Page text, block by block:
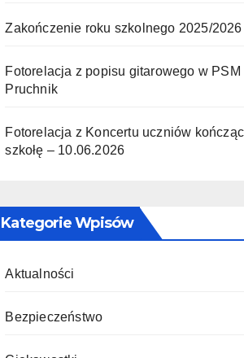
Zakończenie roku szkolnego 2025/2026
Fotorelacja z popisu gitarowego w PSM
Pruchnik
Fotorelacja z Koncertu uczniów
szkołę – 10.06.2026
Kategorie Wpisów
Aktualności
Bezpieczeństwo